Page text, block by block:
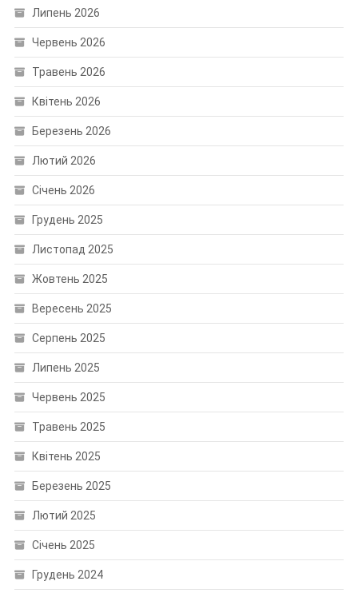
Липень 2026
Червень 2026
Травень 2026
Квітень 2026
Березень 2026
Лютий 2026
Січень 2026
Грудень 2025
Листопад 2025
Жовтень 2025
Вересень 2025
Серпень 2025
Липень 2025
Червень 2025
Травень 2025
Квітень 2025
Березень 2025
Лютий 2025
Січень 2025
Грудень 2024